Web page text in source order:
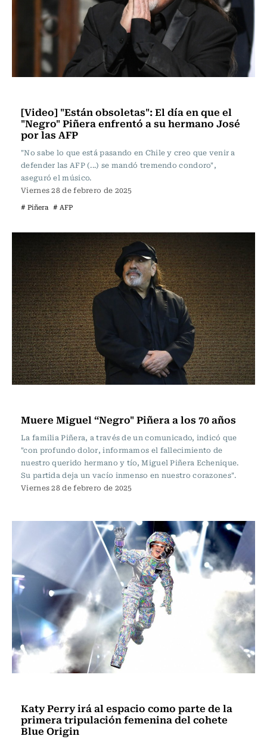
[Video] "Están obsoletas": El día en que el
"Negro" Piñera enfrentó a su hermano José
por las AFP
"No sabe lo que está pasando en Chile y creo que venir a
defender las AFP (...) se mandó tremendo condoro",
aseguró el músico.
Viernes 28 de febrero de 2025
# Piñera # AFP
Muere Miguel “Negro" Piñera a los 70 años
La familia Piñera, a través de un comunicado, indicó que
"con profundo dolor, informamos el fallecimiento de
nuestro querido hermano y tío, Miguel Piñera Echenique.
Su partida deja un vacío inmenso en nuestro corazones".
Viernes 28 de febrero de 2025
Katy Perry irá al espacio como parte de la
primera tripulación femenina del cohete
Blue Origin